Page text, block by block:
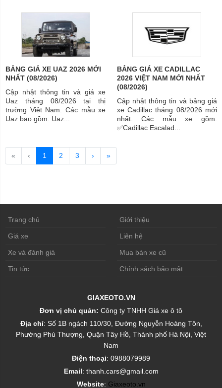
BẢNG GIÁ XE UAZ 2026 MỚI
NHẤT (08/2026)
Cập nhật thông tin và giá xe
Uaz tháng 08/2026 tại thị
trường Việt Nam. Các mẫu xe
Uaz bao gồm: Uaz...
BẢNG GIÁ XE CADILLAC
2026 VIỆT NAM MỚI NHẤT
(08/2026)
Cập nhật thông tin và bảng giá
xe Cadillac tháng 08/2026 mới
nhất. Các mẫu xe gồm:
✅Cadillac Escalad...
« ‹ 1 2 3 › »
Trang chủ Giới thiệu
Giá xe Liên hệ
Xe và đánh giá Mua bán xe cũ
Tin tức Chính sách bảo mật
GIAXEOTO.VN
Đơn vị chủ quản: Công ty TNHH Giá xe ô tô
Địa chỉ: Số 1B ngách 110/30, Đường Nguyễn Hoàng Tôn,
Phường Phú Thượng, Quận Tây Hồ, Thành phố Hà Nội, Việt
Nam
Điện thoại: 0988079989
Email: thanh.cars@gmail.com
Website: Giaxeoto.vn